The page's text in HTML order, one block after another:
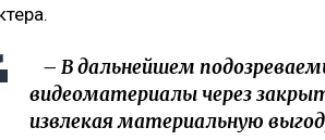
– В дальнейшем
видеоматериалы через
извлекая материальную